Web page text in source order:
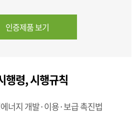
인증제품 보기
행령, 시행규칙
너지 개발·이용·보급 촉진법